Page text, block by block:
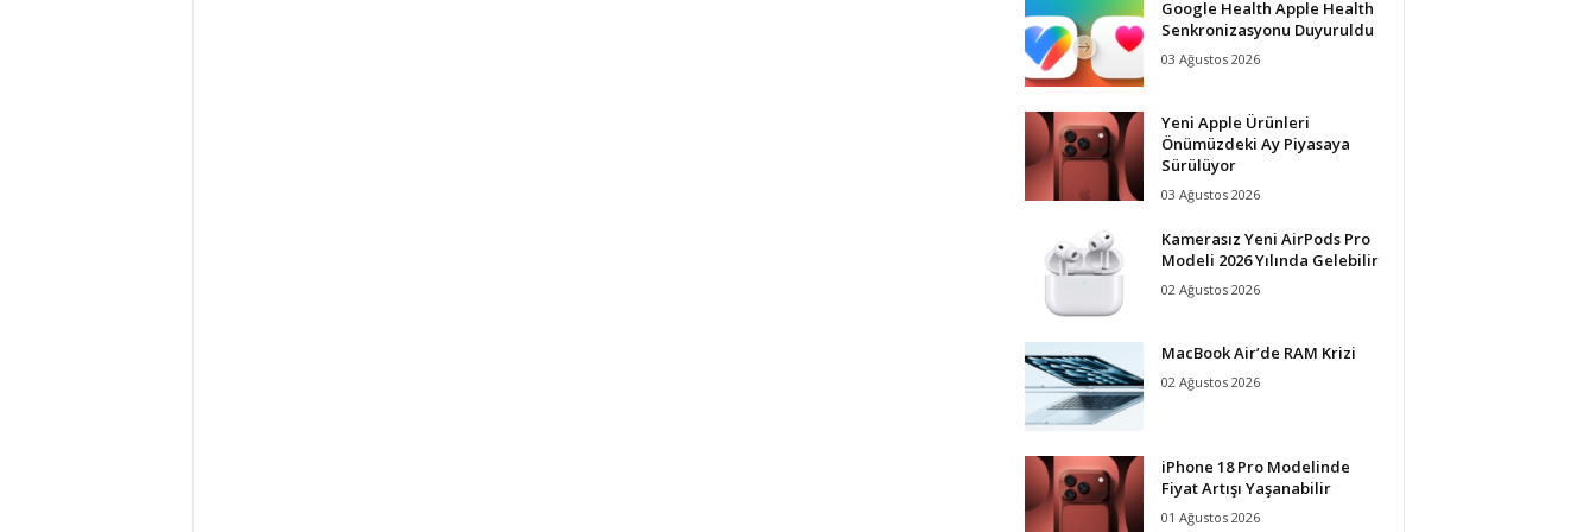
Google Health Apple Health
Senkronizasyonu Duyuruldu
03 Ağustos 2026
Yeni Apple Ürünleri
Önümüzdeki Ay Piyasaya
Sürülüyor
03 Ağustos 2026
Kamerasız Yeni AirPods Pro
Modeli 2026 Yılında Gelebilir
02 Ağustos 2026
MacBook Air’de RAM Krizi
02 Ağustos 2026
iPhone 18 Pro Modelinde
Fiyat Artışı Yaşanabilir
01 Ağustos 2026